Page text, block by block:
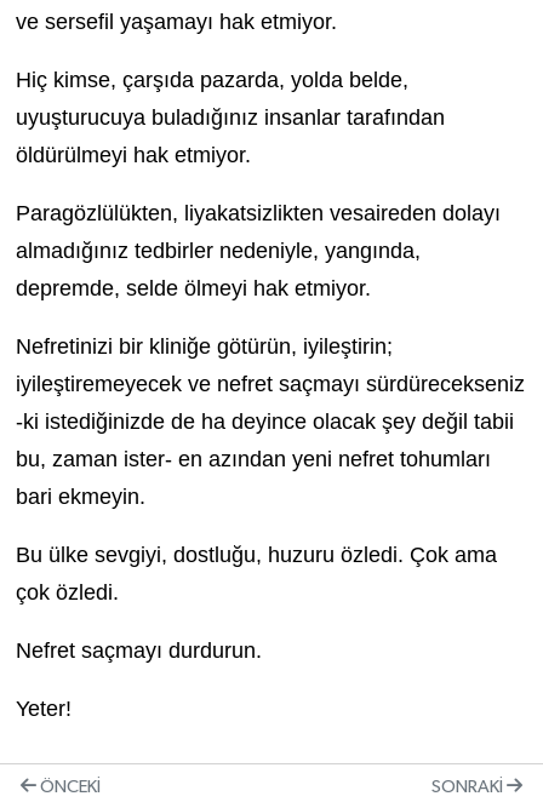
ve sersefil yaşamayı hak etmiyor.
Hiç kimse, çarşıda pazarda, yolda belde,
uyuşturucuya buladığınız insanlar tarafından
öldürülmeyi hak etmiyor.
Paragözlülükten, liyakatsizlikten vesaireden dolayı
almadığınız tedbirler nedeniyle, yangında,
depremde, selde ölmeyi hak etmiyor.
Nefretinizi bir kliniğe götürün, iyileştirin;
iyileştiremeyecek ve nefret saçmayı sürdürecekseniz
-ki istediğinizde de ha deyince olacak şey değil tabii
bu, zaman ister- en azından yeni nefret tohumları
bari ekmeyin.
Bu ülke sevgiyi, dostluğu, huzuru özledi. Çok ama
çok özledi.
Nefret saçmayı durdurun.
Yeter!
ÖNCEKI SONRAKI